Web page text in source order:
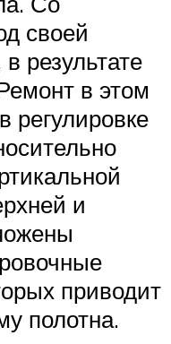
своей
результате
в этом
регулировке
и
приводит
полотна.